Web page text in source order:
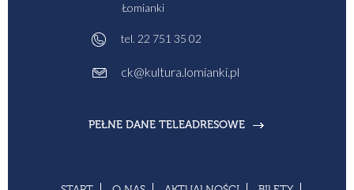
Łomianki
tel. 22 751 35 02
ck@kultura.lomianki.pl
PEŁNE DANE TELEADRESOWE